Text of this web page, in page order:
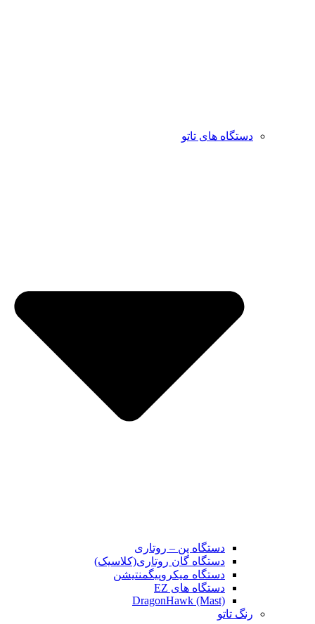
دستگاه های تاتو
دستگاه پن – روتاری
دستگاه گان روتاری(کلاسیک)
دستگاه میکروپیگمنتیشن
دستگاه های EZ
DragonHawk (Mast)
رنگ تاتو